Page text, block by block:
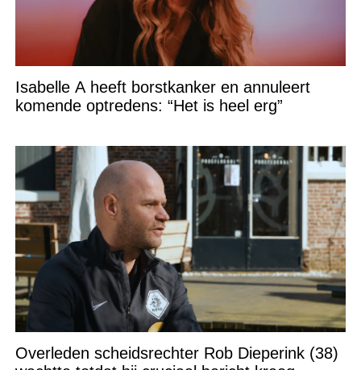
Isabelle A heeft borstkanker en annuleert
komende optredens: “Het is heel erg”
Overleden scheidsrechter Rob Dieperink (38)